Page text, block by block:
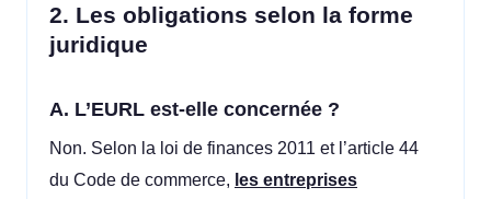
2. Les obligations selon la forme
juridique
A. L’EURL est-elle concernée ?
Non. Selon la loi de finances 2011 et l’article 44
du Code de commerce, les entreprises